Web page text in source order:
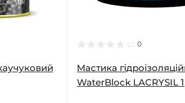
0
Мастика
WaterBlock LACRYSIL